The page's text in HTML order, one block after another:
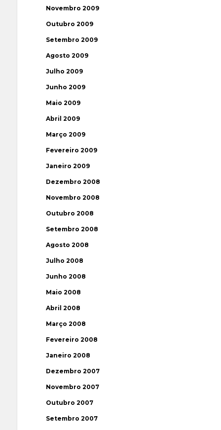
Novembro 2009
Outubro 2009
Setembro 2009
Agosto 2009
Julho 2009
Junho 2009
Maio 2009
Abril 2009
Março 2009
Fevereiro 2009
Janeiro 2009
Dezembro 2008
Novembro 2008
Outubro 2008
Setembro 2008
Agosto 2008
Julho 2008
Junho 2008
Maio 2008
Abril 2008
Março 2008
Fevereiro 2008
Janeiro 2008
Dezembro 2007
Novembro 2007
Outubro 2007
Setembro 2007